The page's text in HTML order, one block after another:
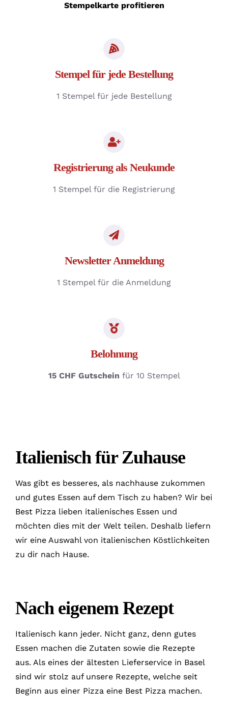
Stempelkarte profitieren
Stempel für jede Bestellung
1 Stempel für jede Bestellung
Registrierung als Neukunde
1 Stempel für die Registrierung
Newsletter Anmeldung
1 Stempel für die Anmeldung
Belohnung
15 CHF Gutschein für 10 Stempel
Italienisch für Zuhause
Was gibt es besseres, als nachhause zukommen
und gutes Essen auf dem Tisch zu haben? Wir bei
Best Pizza lieben italienisches Essen und
möchten dies mit der Welt teilen. Deshalb liefern
wir eine Auswahl von italienischen Köstlichkeiten
zu dir nach Hause.
Nach eigenem Rezept
Italienisch kann jeder. Nicht ganz, denn gutes
Essen machen die Zutaten sowie die Rezepte
aus. Als eines der ältesten Lieferservice in Basel
sind wir stolz auf unsere Rezepte, welche seit
Beginn aus einer Pizza eine Best Pizza machen.